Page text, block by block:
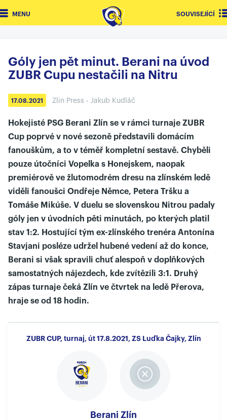
MENU SOUVISEJÍCÍ
Góly jen pět minut. Berani na úvod
ZUBR Cupu nestačili na Nitru
17.08.2021 Zlin Press - Jakub Kudláč
Hokejisté PSG Berani Zlín se v rámci turnaje ZUBR
Cup poprvé v nové sezoně představili domácím
fanouškům, a to v téměř kompletní sestavě. Chyběli
pouze útočníci Vopelka s Honejskem, naopak
premiérově ve žlutomodrém dresu na zlínském ledě
viděli fanoušci Ondřeje Němce, Petera Tršku a
Tomáše Mikúše. V duelu se slovenskou Nitrou padaly
góly jen v úvodních pěti minutách, po kterých platil
stav 1:2. Hostující tým ex-zlínského trenéra Antonína
Stavjani posléze udržel hubené vedení až do konce,
Berani si však spravili chuť alespoň v doplňkových
samostatných nájezdech, kde zvítězili 3:1. Druhý
zápas turnaje čeká Zlín ve čtvrtek na ledě Přerova,
hraje se od 18 hodin.
ZUBR CUP, turnaj, út 17.8.2021, ZS Luďka Čajky, Zlín
Berani Zlín